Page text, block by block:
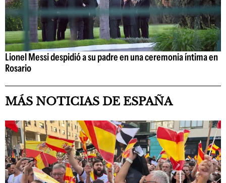
Lionel Messi despidió a su padre en una ceremonia íntima en
Rosario
MÁS NOTICIAS DE ESPAÑA